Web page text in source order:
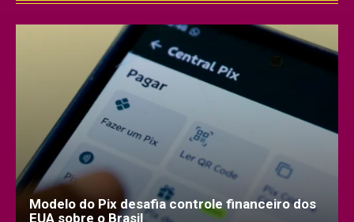
Modelo do Pix desafia controle financeiro dos
EUA sobre o Brasil